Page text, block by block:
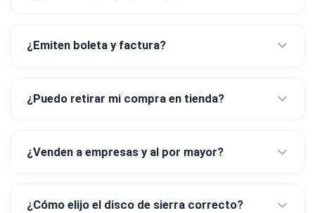
¿Emiten boleta y factura?
¿Puedo retirar mi compra en tienda?
¿Venden a empresas y al por mayor?
¿Cómo elijo el disco de sierra correcto?